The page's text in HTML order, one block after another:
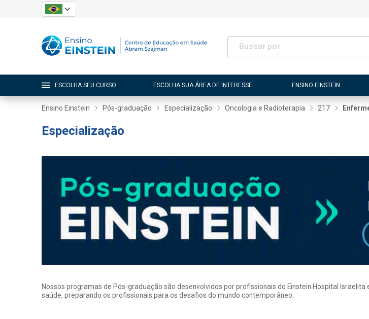
ESCOLHA SEU CURSO ESCOLHA SUA ÁREA DE INTERESSE ENSINO EINSTEIN
Ensino Einstein Pós-graduação Especialização Oncologia e Radioterapia 217
Especialização
Nossos programas de Pós-graduação são desenvolvidos por profissionais do Einstein Hospital
saúde, preparando os profissionais para os desafios do mundo contemporâneo.